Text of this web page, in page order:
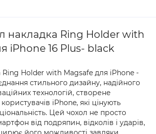
накладка Ring Holder with
iPhone 16 Plus- black
Ring Holder with Magsafe для iPhone -
стильного дизайну, надійного
технологій, створене
iPhone, які цінують
Цей чохол не просто
від подряпин, відколів і ударів,